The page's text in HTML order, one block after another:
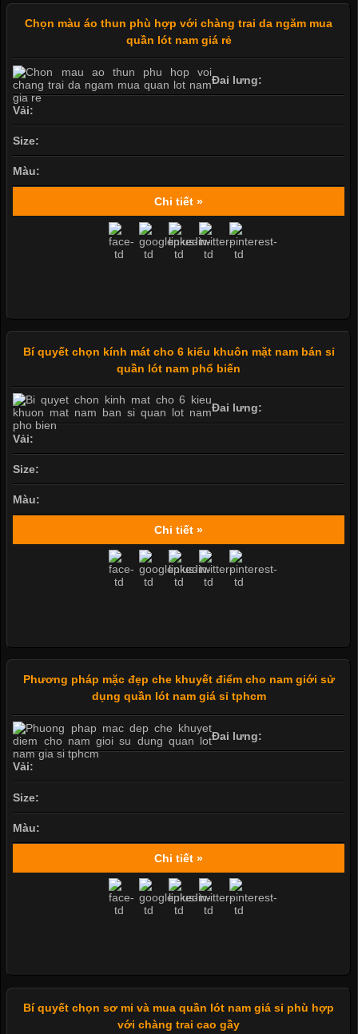
Chọn màu áo thun phù hợp với chàng trai da ngăm mua
quần lót nam giá rẻ
Đai lưng:
Vải:
Size:
Màu:
Chi tiết »
Bí quyết chọn kính mát cho 6 kiểu khuôn mặt nam bán sỉ
quần lót nam phổ biến
Đai lưng:
Vải:
Size:
Màu:
Chi tiết »
Phương pháp mặc đẹp che khuyết điểm cho nam giới sử
dụng quần lót nam giá sỉ tphcm
Đai lưng:
Vải:
Size:
Màu:
Chi tiết »
Bí quyết chọn sơ mi và mua quần lót nam giá sỉ phù hợp
với chàng trai cao gầy